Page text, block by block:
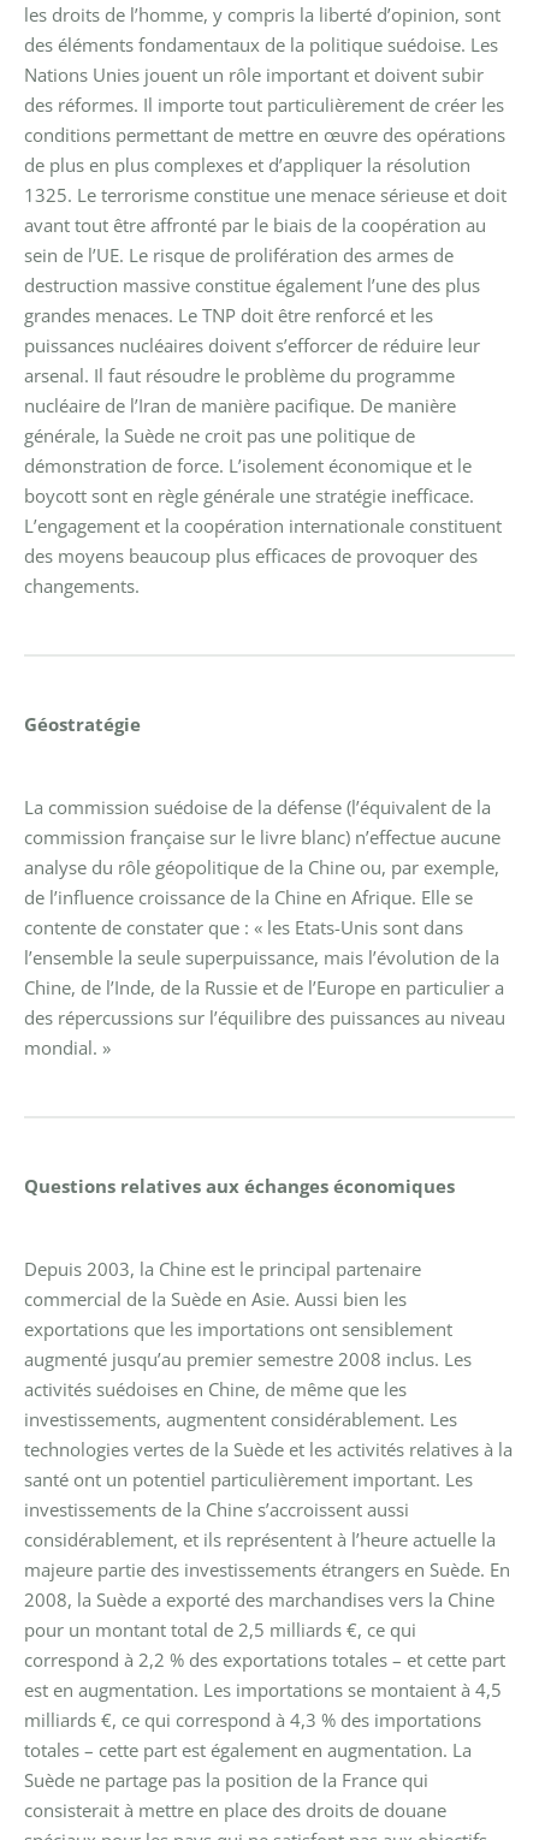
les droits de l’homme, y compris la liberté d’opinion, sont
des éléments fondamentaux de la politique suédoise. Les
Nations Unies jouent un rôle important et doivent subir
des réformes. Il importe tout particulièrement de créer les
conditions permettant de mettre en œuvre des opérations
de plus en plus complexes et d’appliquer la résolution
1325. Le terrorisme constitue une menace sérieuse et doit
avant tout être affronté par le biais de la coopération au
sein de l’UE. Le risque de prolifération des armes de
destruction massive constitue également l’une des plus
grandes menaces. Le TNP doit être renforcé et les
puissances nucléaires doivent s’efforcer de réduire leur
arsenal. Il faut résoudre le problème du programme
nucléaire de l’Iran de manière pacifique. De manière
générale, la Suède ne croit pas une politique de
démonstration de force. L’isolement économique et le
boycott sont en règle générale une stratégie inefficace.
L’engagement et la coopération internationale constituent
des moyens beaucoup plus efficaces de provoquer des
changements.
Géostratégie
La commission suédoise de la défense (l’équivalent de la
commission française sur le livre blanc) n’effectue aucune
analyse du rôle géopolitique de la Chine ou, par exemple,
de l’influence croissance de la Chine en Afrique. Elle se
contente de constater que : « les Etats-Unis sont dans
l’ensemble la seule superpuissance, mais l’évolution de la
Chine, de l’Inde, de la Russie et de l’Europe en particulier a
des répercussions sur l’équilibre des puissances au niveau
mondial. »
Questions relatives aux échanges économiques
Depuis 2003, la Chine est le principal partenaire
commercial de la Suède en Asie. Aussi bien les
exportations que les importations ont sensiblement
augmenté jusqu’au premier semestre 2008 inclus. Les
activités suédoises en Chine, de même que les
investissements, augmentent considérablement. Les
technologies vertes de la Suède et les activités relatives à la
santé ont un potentiel particulièrement important. Les
investissements de la Chine s’accroissent aussi
considérablement, et ils représentent à l’heure actuelle la
majeure partie des investissements étrangers en Suède. En
2008, la Suède a exporté des marchandises vers la Chine
pour un montant total de 2,5 milliards €, ce qui
correspond à 2,2 % des exportations totales – et cette part
est en augmentation. Les importations se montaient à 4,5
milliards €, ce qui correspond à 4,3 % des importations
totales – cette part est également en augmentation. La
Suède ne partage pas la position de la France qui
consisterait à mettre en place des droits de douane